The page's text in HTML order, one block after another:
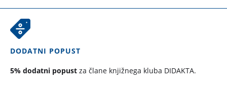
DODATNI POPUST
5% dodatni popust za člane knjižnega kluba DIDAKTA.